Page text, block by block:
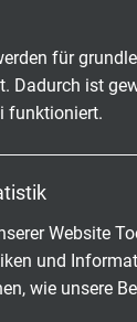
für
Dadurch ist
funktioniert.
Website
und
wie unsere
2 x 26 AWG
3 x 26 AWG
4 x 26 AWG